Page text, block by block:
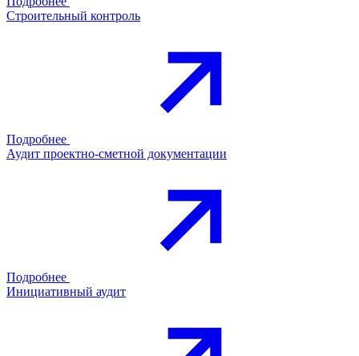
Строительный контроль
Подробнее
Аудит проектно-сметной документации
Подробнее
Инициативный аудит